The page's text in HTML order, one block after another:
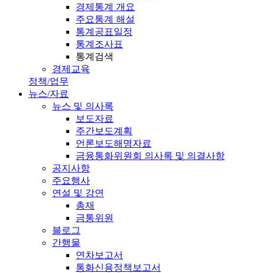
경제통계 개요
주요통계 해설
통계공표일정
통계조사표
통계검색
경제교육
정책/업무
뉴스/자료
뉴스 및 의사록
보도자료
주간보도계획
언론보도해명자료
금융통화위원회 의사록 및 의결사항
공지사항
주요행사
연설 및 강연
총재
금통위원
블로그
간행물
연차보고서
통화신용정책보고서